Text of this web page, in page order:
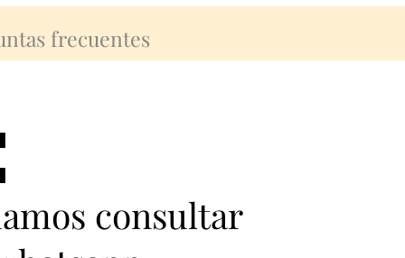
frecuentes
consultar